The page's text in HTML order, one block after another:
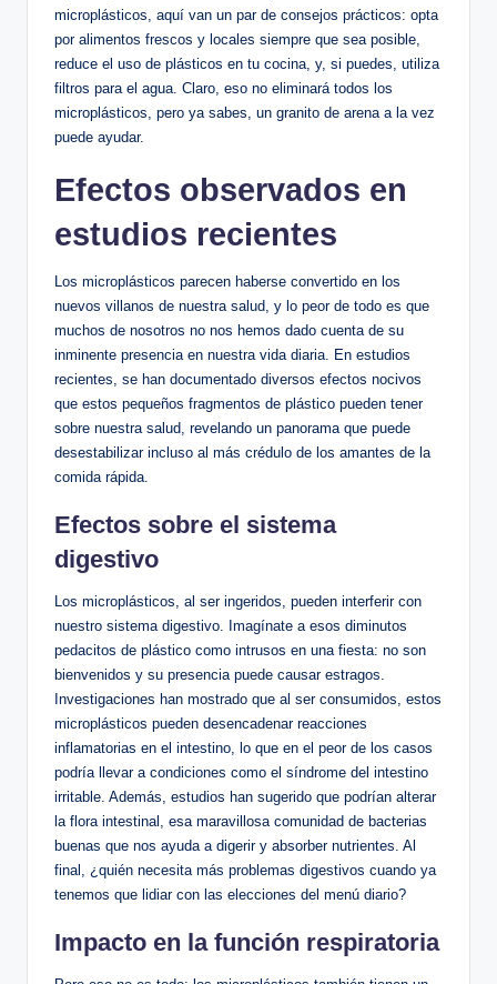
microplásticos, aquí van un par de consejos prácticos: opta
por alimentos frescos y locales siempre que sea posible,
reduce el uso de plásticos en tu cocina, y, si puedes, utiliza
filtros para el agua. Claro, eso no eliminará todos los
microplásticos, pero ya sabes, un granito de arena a la vez
puede ayudar.
Efectos observados en
estudios recientes
Los microplásticos parecen haberse convertido en los
nuevos villanos de nuestra salud, y lo peor de todo es que
muchos de nosotros no nos hemos dado cuenta de su
inminente presencia en nuestra vida diaria. En estudios
recientes, se han documentado diversos efectos nocivos
que estos pequeños fragmentos de plástico pueden tener
sobre nuestra salud, revelando un panorama que puede
desestabilizar incluso al más crédulo de los amantes de la
comida rápida.
Efectos sobre el sistema
digestivo
Los microplásticos, al ser ingeridos, pueden interferir con
nuestro sistema digestivo. Imagínate a esos diminutos
pedacitos de plástico como intrusos en una fiesta: no son
bienvenidos y su presencia puede causar estragos.
Investigaciones han mostrado que al ser consumidos, estos
microplásticos pueden desencadenar reacciones
inflamatorias en el intestino, lo que en el peor de los casos
podría llevar a condiciones como el síndrome del intestino
irritable. Además, estudios han sugerido que podrían alterar
la flora intestinal, esa maravillosa comunidad de bacterias
buenas que nos ayuda a digerir y absorber nutrientes. Al
final, ¿quién necesita más problemas digestivos cuando ya
tenemos que lidiar con las elecciones del menú diario?
Impacto en la función respiratoria